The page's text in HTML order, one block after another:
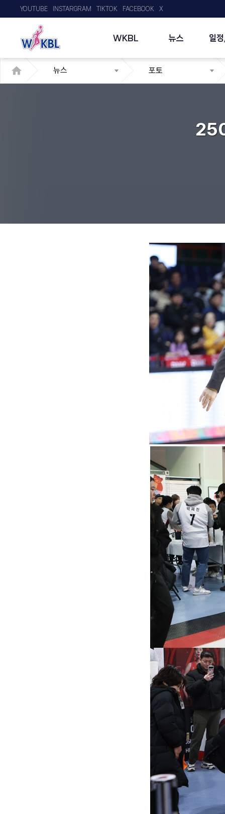
WKBL 뉴스 일
YOUTUBE INSTARGRAM TIKTOK FACEBOOK X
뉴스 포토